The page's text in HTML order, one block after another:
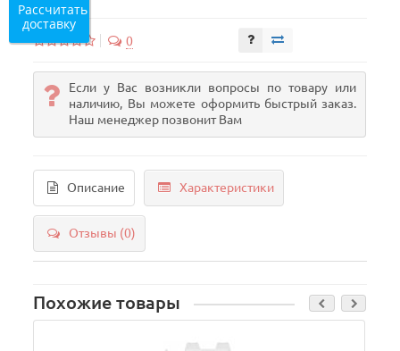
0
Если у Вас возникли вопросы по товару или
наличию, Вы можете оформить быстрый заказ.
Наш менеджер позвонит Вам
Описание Характеристики
Отзывы (0)
Похожие товары
Рассчитать
доставку